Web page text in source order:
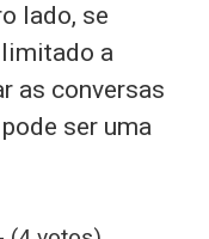
lado, se
a
as conversas
ser uma